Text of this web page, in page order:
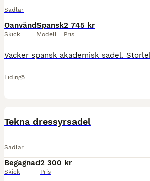
Sadlar
Oanvänd
Skick
Spansk
Modell
2 745 kr
Pris
Lidingö
Tekna dressyrsadel
Sadlar
Begagnad
Skick
2 300 kr
Pris